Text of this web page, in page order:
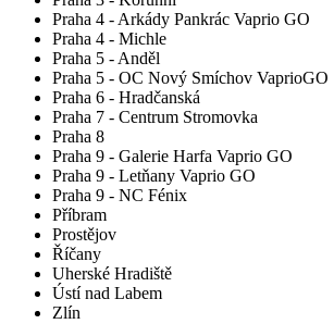
Praha 4 - Arkády Pankrác Vaprio GO
Praha 4 - Michle
Praha 5 - Anděl
Praha 5 - OC Nový Smíchov VaprioGO
Praha 6 - Hradčanská
Praha 7 - Centrum Stromovka
Praha 8
Praha 9 - Galerie Harfa Vaprio GO
Praha 9 - Letňany Vaprio GO
Praha 9 - NC Fénix
Příbram
Prostějov
Říčany
Uherské Hradiště
Ústí nad Labem
Zlín